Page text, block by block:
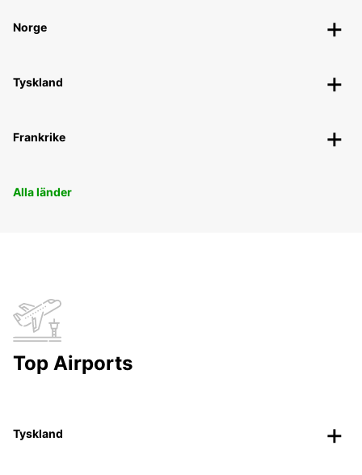
Norge
Tyskland
Frankrike
Alla länder
Top Airports
Tyskland